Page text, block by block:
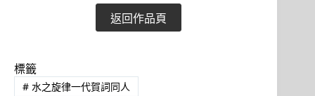
返回作品頁
標籤
#水之旋律一代賀詞同人